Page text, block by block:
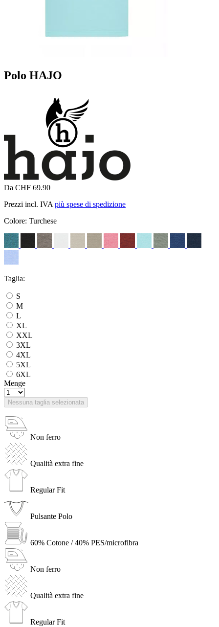
Polo HAJO
Da CHF 69.90
Prezzi incl. IVA più spese di spedizione
Colore: Turchese
Taglia:
S
M
L
XL
XXL
3XL
4XL
5XL
6XL
Menge
Nessuna taglia selezionata
Non ferro
Qualità extra fine
Regular Fit
Pulsante Polo
60% Cotone / 40% PES/microfibra
Non ferro
Qualità extra fine
Regular Fit